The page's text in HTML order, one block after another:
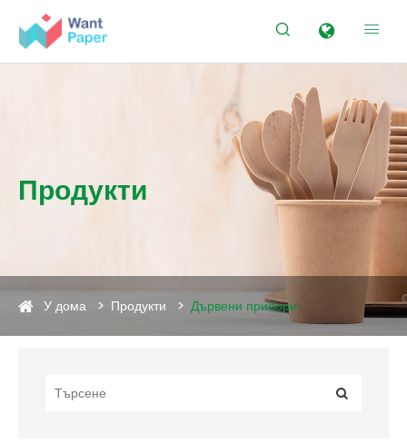
 
Продукти
У дома Продукти Дървени прибори